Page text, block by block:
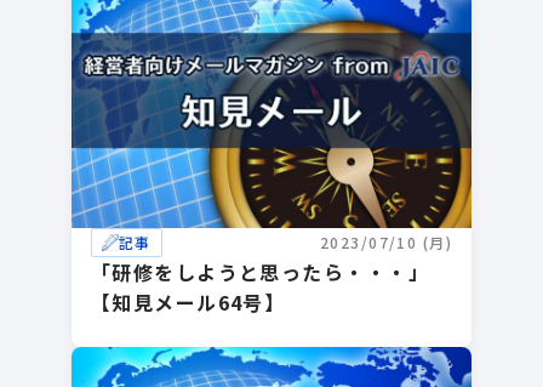
記事 2023/07/10 (月)
「研修をしようと思ったら・・・」
【知見メール64号】